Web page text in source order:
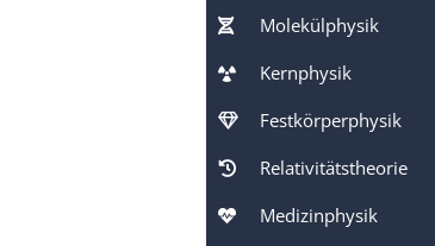
Molekülphysik
Kernphysik
Festkörperphysik
Relativitätstheorie
Medizinphysik